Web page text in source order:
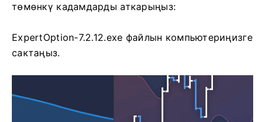
төмөнкү кадамдарды аткарыңыз:
ExpertOption-7.2.12.exe файлын компьютериңизге
сактаңыз.